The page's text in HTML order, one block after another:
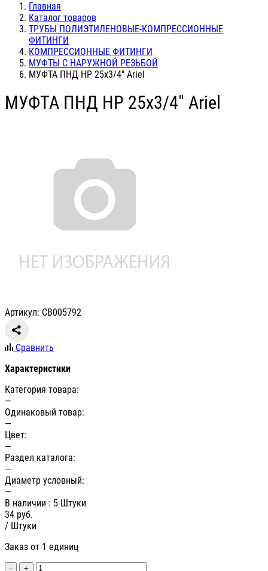
Главная
Каталог товаров
ТРУБЫ ПОЛИЭТИЛЕНОВЫЕ-КОМПРЕССИОННЫЕ
ФИТИНГИ
КОМПРЕССИОННЫЕ ФИТИНГИ
МУФТЫ С НАРУЖНОЙ РЕЗЬБОЙ
МУФТА ПНД НР 25х3/4" Ariel
МУФТА ПНД НР 25х3/4" Ariel
Артикул: СВ005792
Сравнить
Характеристики
Категория товара:
—
Одинаковый товар:
—
Цвет:
—
Раздел каталога:
—
Диаметр условный:
—
В наличии : 5 Штуки
34 руб.
/ Штуки
Заказ от 1 единиц
- +